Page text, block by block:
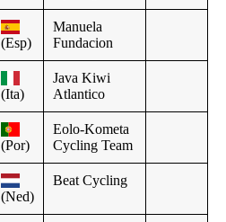
(Esp)
Manuela
Fundacion
(Ita)
Java Kiwi
Atlantico
(Por)
Eolo-Kometa
Cycling Team
(Ned)
Beat Cycling